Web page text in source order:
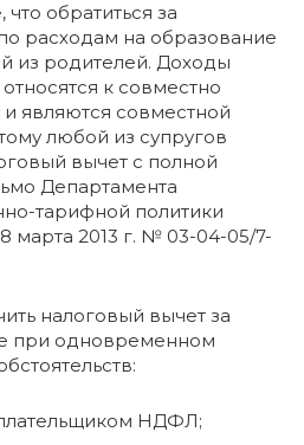
обратиться за
расходам на образование
из родителей. Доходы
к совместно
являются совместной
любой из супругов
вычет с полной
Департамента
тарифной политики
марта 2013 г. № 03-04-05/7-
налоговый вычет за
при одновременном
НДФЛ;